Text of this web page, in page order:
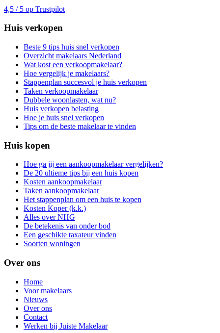
4,5 / 5 op Trustpilot
Huis verkopen
Beste 9 tips huis snel verkopen
Overzicht makelaars Nederland
Wat kost een verkoopmakelaar?
Hoe vergelijk je makelaars?
Stappenplan succesvol je huis verkopen
Taken verkoopmakelaar
Dubbele woonlasten, wat nu?
Huis verkopen belasting
Hoe je huis snel verkopen
Tips om de beste makelaar te vinden
Huis kopen
Hoe ga jij een aankoopmakelaar vergelijken?
De 20 ultieme tips bij een huis kopen
Kosten aankoopmakelaar
Taken aankoopmakelaar
Het stappenplan om een huis te kopen
Kosten Koper (k.k.)
Alles over NHG
De betekenis van onder bod
Een geschikte taxateur vinden
Soorten woningen
Over ons
Home
Voor makelaars
Nieuws
Over ons
Contact
Werken bij Juiste Makelaar